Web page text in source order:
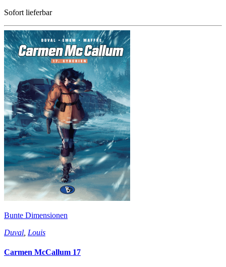
Sofort lieferbar
Bunte Dimensionen
Duval Louis
Carmen McCallum 17